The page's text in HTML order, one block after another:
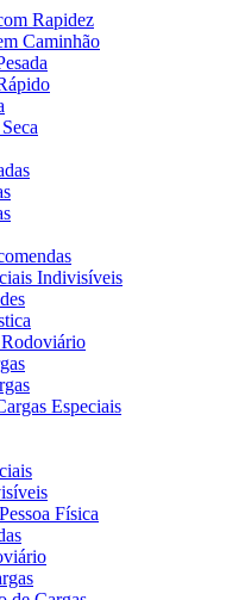
Rapidez
Caminhão
Indivisíveis
Especiais
Física